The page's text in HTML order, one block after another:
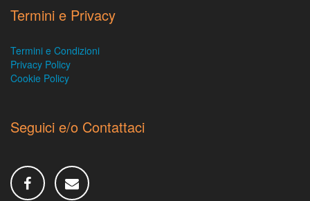
Termini e Privacy
Termini e Condizioni
Privacy Policy
Cookie Policy
Seguici e/o Contattaci